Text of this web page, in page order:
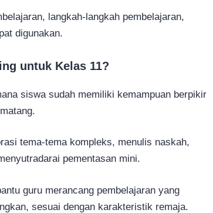
langkah-langkah pembelajaran,
digunakan.
untuk Kelas 11?
siswa sudah memiliki kemampuan berpikir
tema-tema kompleks, menulis naskah,
pementasan mini.
guru merancang pembelajaran yang
sesuai dengan karakteristik remaja.